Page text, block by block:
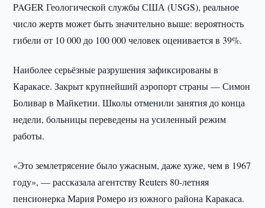
PAGER Геологической службы США (USGS), реальное
число жертв может быть значительно выше: вероятность
гибели от 10 000 до 100 000 человек оценивается в 39%.
Наиболее серьёзные разрушения зафиксированы в
Каракасе. Закрыт крупнейший аэропорт страны — Симон
Боливар в Майкетии. Школы отменили занятия до конца
недели, больницы переведены на усиленный режим
работы.
«Это землетрясение было ужасным, даже хуже, чем в 1967
году», — рассказала агентству Reuters 80-летняя
пенсионерка Мария Ромеро из южного района Каракаса.